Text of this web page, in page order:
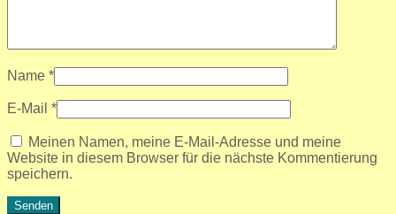
Name *
E-Mail *
Meinen Namen, meine E-Mail-Adresse und meine
Website in diesem Browser für die nächste Kommentierung
speichern.